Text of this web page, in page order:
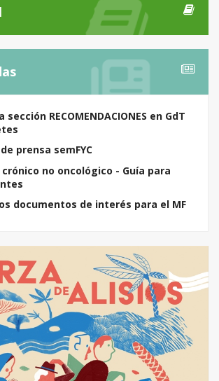
sección RECOMENDACIONES en GdT
prensa semFYC
crónico no oncológico - Guía para
documentos de interés para el MF